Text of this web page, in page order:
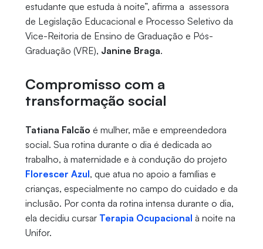
estudante que estuda à noite”, afirma a assessora
de Legislação Educacional e Processo Seletivo da
Vice-Reitoria de Ensino de Graduação e Pós-
Graduação (VRE), Janine Braga.
Compromisso com a
transformação social
Tatiana Falcão é mulher, mãe e empreendedora
social. Sua rotina durante o dia é dedicada ao
trabalho, à maternidade e à condução do projeto
Florescer Azul, que atua no apoio a famílias e
crianças, especialmente no campo do cuidado e da
inclusão. Por conta da rotina intensa durante o dia,
ela decidiu cursar Terapia Ocupacional à noite na
Unifor.